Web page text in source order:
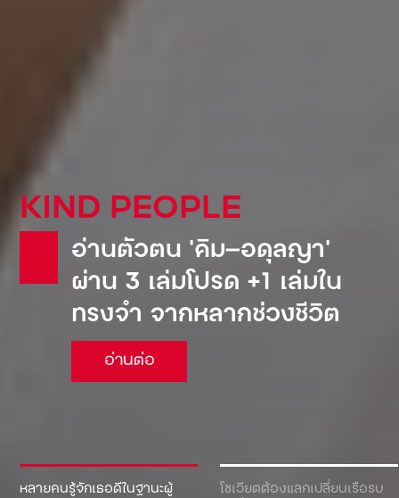
หลายคนรู้จักเธอดีในฐานะผู้
โซเวียตต้องแลกเปลี่ยนเรือรบ
KIND PEOPLE
อ่านตัวตน ‘คิม—อดุลญา’
ผ่าน 3 เล่มโปรด +1 เล่มใน
ทรงจำ จากหลากช่วงชีวิต
อ่านต่อ